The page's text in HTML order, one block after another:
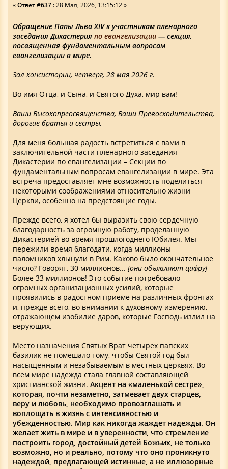
«Ответ #637 :28 Мая, 2026, 13:15:12 »
Обращение Папы Льва XIV к участникам пленарного
заседания Дикастерия по евангелизации — секция,
посвященная фундаментальным вопросам
евангелизации в мире.
Зал консистории, четверг, 28 мая 2026 г.
Во имя Отца, и Сына, и Святого Духа, мир вам!
Ваши Высокопреосвященства, Ваши Превосходительства,
дорогие братья и сестры,
Для меня большая радость встретиться с вами в
заключительной части пленарного заседания
Дикастерии по евангелизации – Секции по
фундаментальным вопросам евангелизации в мире. Эта
встреча предоставляет мне возможность поделиться
некоторыми соображениями относительно жизни
Церкви, особенно на предстоящие годы.
Прежде всего, я хотел бы выразить свою сердечную
благодарность за огромную работу, проделанную
Дикастерией во время прошлогоднего Юбилея. Мы
пережили время благодати, когда миллионы
паломников хлынули в Рим. Каково было окончательное
число? Говорят, 30 миллионов... [они объявляют цифру]
Более 33 миллионов! Это событие потребовало
огромных организационных усилий, которые
проявились в радостном приеме на различных фронтах
и, прежде всего, во внимании к духовному измерению,
отражающем изобилие даров, которые Господь излил на
верующих.
Место назначения Святых Врат четырех папских
базилик не помешало тому, чтобы Святой год был
насыщенным и незабываемым в местных церквях. Во
всем мире надежда стала главной составляющей
христианской жизни. Акцент на «маленькой сестре»,
которая, почти незаметно, затмевает двух старцев,
веру и любовь, необходимо провозглашать и
воплощать в жизнь с интенсивностью и
убежденностью. Мир как никогда жаждет надежды. Он
желает жить в мире и в уверенности, что стремление
построить город, достойный детей Божьих, не только
возможно, но и реально, потому что оно проникнуто
надеждой, предлагающей истинные, а не иллюзорные